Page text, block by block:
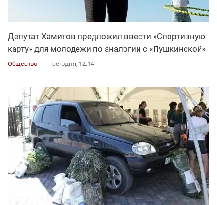
Депутат Хамитов предложил ввести «Спортивную
карту» для молодежи по аналогии с «Пушкинской»
Общество сегодня, 12:14